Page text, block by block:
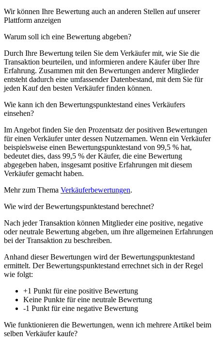
Wir können Ihre Bewertung auch an anderen Stellen auf unserer
Plattform anzeigen
Warum soll ich eine Bewertung abgeben?
Durch Ihre Bewertung teilen Sie dem Verkäufer mit, wie Sie die
Transaktion beurteilen, und informieren andere Käufer über Ihre
Erfahrung. Zusammen mit den Bewertungen anderer Mitglieder
entsteht dadurch eine umfassender Datenbestand, mit dem Sie für
jeden Kauf den besten Verkäufer finden können.
Wie kann ich den Bewertungspunktestand eines Verkäufers
einsehen?
Im Angebot finden Sie den Prozentsatz der positiven Bewertungen
für einen Verkäufer unter dessen Nutzernamen. Wenn ein Verkäufer
beispielsweise einen Bewertungspunktestand von 99,5 % hat,
bedeutet dies, dass 99,5 % der Käufer, die eine Bewertung
abgegeben haben, insgesamt positive Erfahrungen mit diesem
Verkäufer gemacht haben.
Mehr zum Thema Verkäuferbewertungen.
Wie wird der Bewertungspunktestand berechnet?
Nach jeder Transaktion können Mitglieder eine positive, negative
oder neutrale Bewertung abgeben, um ihre allgemeinen Erfahrungen
bei der Transaktion zu beschreiben.
Anhand dieser Bewertungen wird der Bewertungspunktestand
ermittelt. Der Bewertungspunktestand errechnet sich in der Regel
wie folgt:
+1 Punkt für eine positive Bewertung
Keine Punkte für eine neutrale Bewertung
-1 Punkt für eine negative Bewertung
Wie funktionieren die Bewertungen, wenn ich mehrere Artikel beim
selben Verkäufer kaufe?